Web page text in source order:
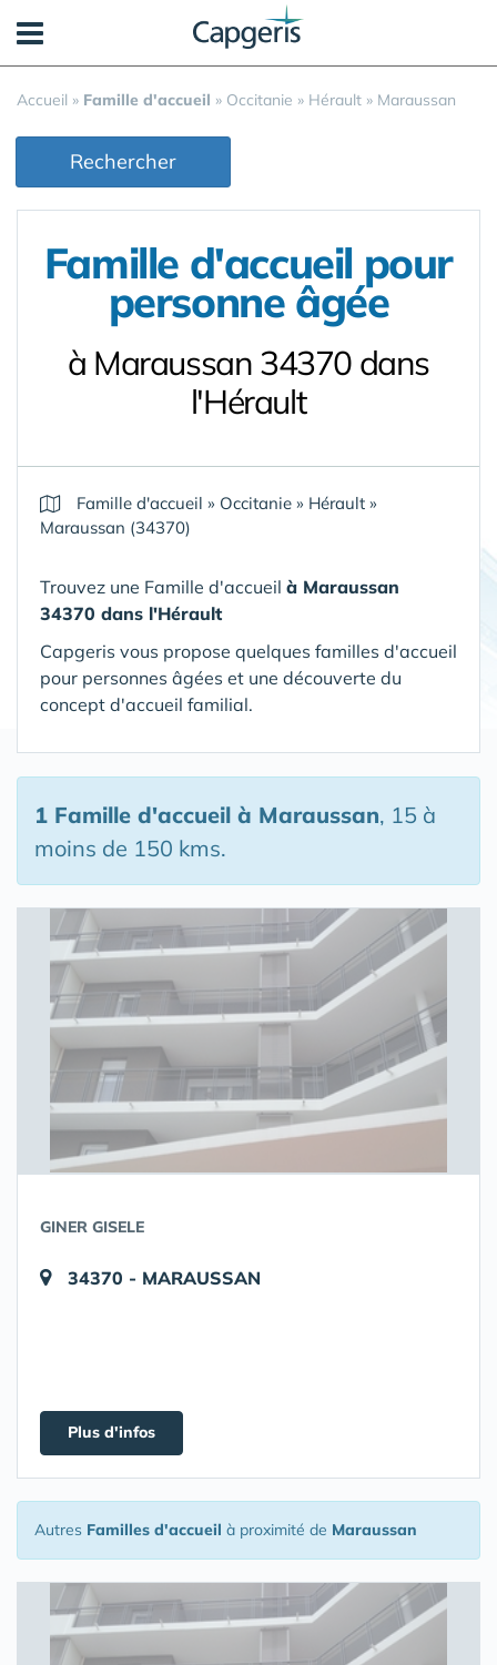
Accueil » Famille d'accueil » Occitanie » Hérault » Maraussan
Rechercher
Famille d'accueil pour
personne âgée
à Maraussan 34370 dans
l'Hérault
Famille d'accueil » Occitanie » Hérault »
Maraussan (34370)
Trouvez une Famille d'accueil à Maraussan
34370 dans l'Hérault
Capgeris vous propose quelques familles d'accueil
pour personnes âgées et une découverte du
concept d'accueil familial.
1 Famille d'accueil à Maraussan, 15 à
moins de 150 kms.
GINER GISELE
34370 - MARAUSSAN
Plus d'infos
Autres Familles d'accueil à proximité de Maraussan